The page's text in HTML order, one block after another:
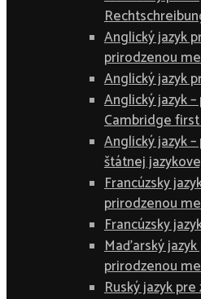
Anglický jazyk
prirodzenou
Anglický jazyk
Anglický jazyk
Cambridge
Anglický jazyk
štátnej
Francúzsky
prirodzenou
Francúzsky
Maďarský
prirodzenou
Ruský jazyk